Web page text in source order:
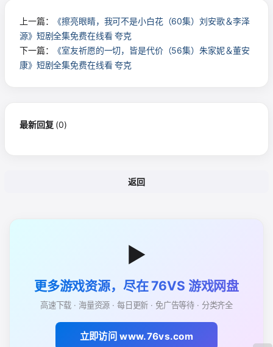
上一篇：
《擦亮眼睛，我可不是小白花（60集）刘安歌＆李泽
源》短剧全集免费在线看 夸克
下一篇：
《室友祈愿的一切，皆是代价（56集）朱家妮＆董安
康》短剧全集免费在线看 夸克
最新回复(0)
返回
▶
更多游戏资源，尽在 76VS 游戏网盘
高速下载 · 海量资源 · 每日更新 · 免广告等待 · 分类齐全
立即访问 www.76vs.com